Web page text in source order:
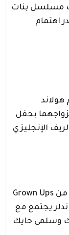
بنات
اهتمام
هولاند
بحفل
الإنجليزي
أول صورة من Grown Ups
يجتمع مع
وسلمى حايك